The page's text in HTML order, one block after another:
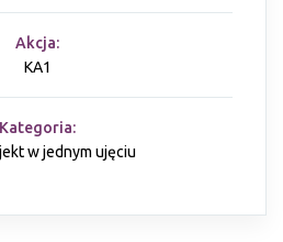
Akcja:
KA1
Kategoria:
w jednym ujęciu